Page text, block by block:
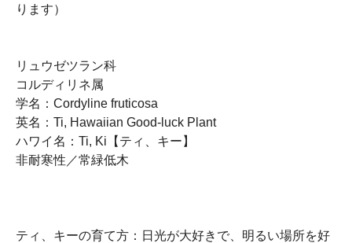
ります）
リュウゼツラン科
コルディリネ属
学名：Cordyline fruticosa
英名：Ti, Hawaiian Good-luck Plant
ハワイ名：Ti, Ki【ティ、キー】
非耐寒性／常緑低木
ティ、キーの育て方：日光が大好きで、明るい場所を好